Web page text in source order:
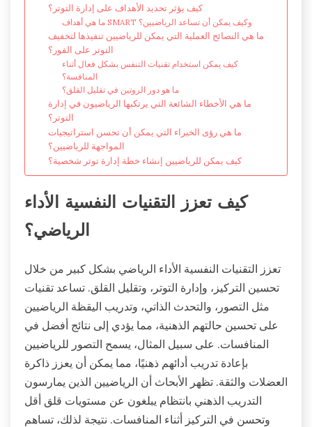
كيف يؤثر تحديد الأهداف على إدارة التوتر؟
ما هي أهداف SMART وكيف يمكن أن تساعد الرياضيين؟
ما هي النصائح العملية التي يمكن للرياضيين تنفيذها لتخفيف
التوتر على الفور؟
كيف يمكن استخدام تقنيات التنفس بشكل فعال أثناء
المنافسة؟
ما هو دور الروتين في تقليل القلق؟
ما هي الأخطاء الشائعة التي يرتكبها الرياضيون في إدارة
التوتر؟
ما هي رؤى الخبراء التي يمكن أن تحسن استراتيجيات
المواجهة للرياضيين؟
كيف يمكن للرياضيين إنشاء خطة إدارة توتر شخصية؟
كيف تعزز التقنيات النفسية الأداء
الرياضي؟
تعزز التقنيات النفسية الأداء الرياضي بشكل كبير من خلال
تحسين التركيز، وإدارة التوتر، وتقليل القلق. تساعد تقنيات
مثل التصور، والتحدث الذاتي، وتدريب اليقظة الرياضيين
على تحسين حالتهم الذهنية، مما يؤدي إلى نتائج أفضل في
المنافسات. على سبيل المثال، يسمح التصور للرياضيين
بإعادة تدريب أدائهم ذهنيًا، مما يمكن أن يعزز ذاكرة
العضلات والثقة. تظهر الأبحاث أن الرياضيين الذين يمارسون
التدريب الذهني بانتظام يبلغون عن مستويات قلق أقل
وتحسن في التركيز أثناء المنافسات. نتيجة لذلك، تساهم